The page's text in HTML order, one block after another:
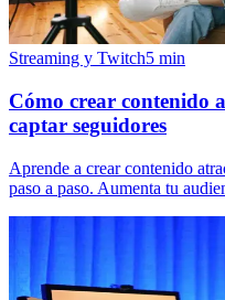
Streaming y Twitch5 min
Cómo crear contenido
captar seguidores
Aprende a crear contenido
paso a paso. Aumenta tu